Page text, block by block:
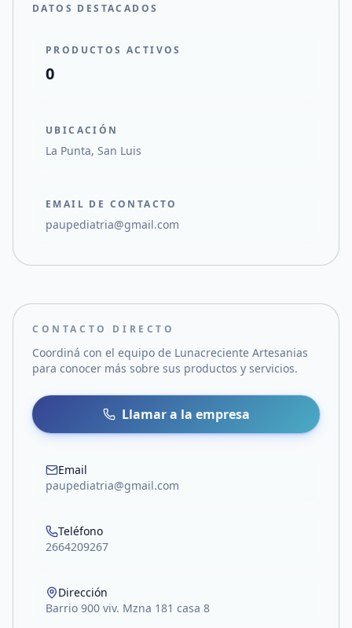
DATOS DESTACADOS
PRODUCTOS ACTIVOS
0
UBICACIÓN
La Punta, San Luis
EMAIL DE CONTACTO
paupediatria@gmail.com
CONTACTO DIRECTO
Coordiná con el equipo de Lunacreciente Artesanias
para conocer más sobre sus productos y servicios.
Llamar a la empresa
Email
paupediatria@gmail.com
Teléfono
2664209267
Dirección
Barrio 900 viv. Mzna 181 casa 8